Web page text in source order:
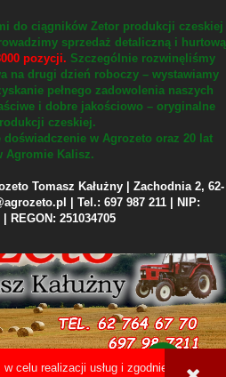
celu realizacji usług i zgodnie z
do ciągników Zetor produkcji czeskiej
sprzedaż detaliczną i hurtową
pozycji. Szczególnie rozwinęliśmy
na drugi dzień roboczy – wystawiamy
pełnego zadowolenia naszych
i dobre jakościowo – oryginalne
czeskiej.
doświadczenie w Agrozeto oraz 20 lat
Agromie Kalisz.
Tomasz Kałużny | Zachodnia 2, 62-
| Tel.: 697 987 211 | NIP:
| REGON: 251034705